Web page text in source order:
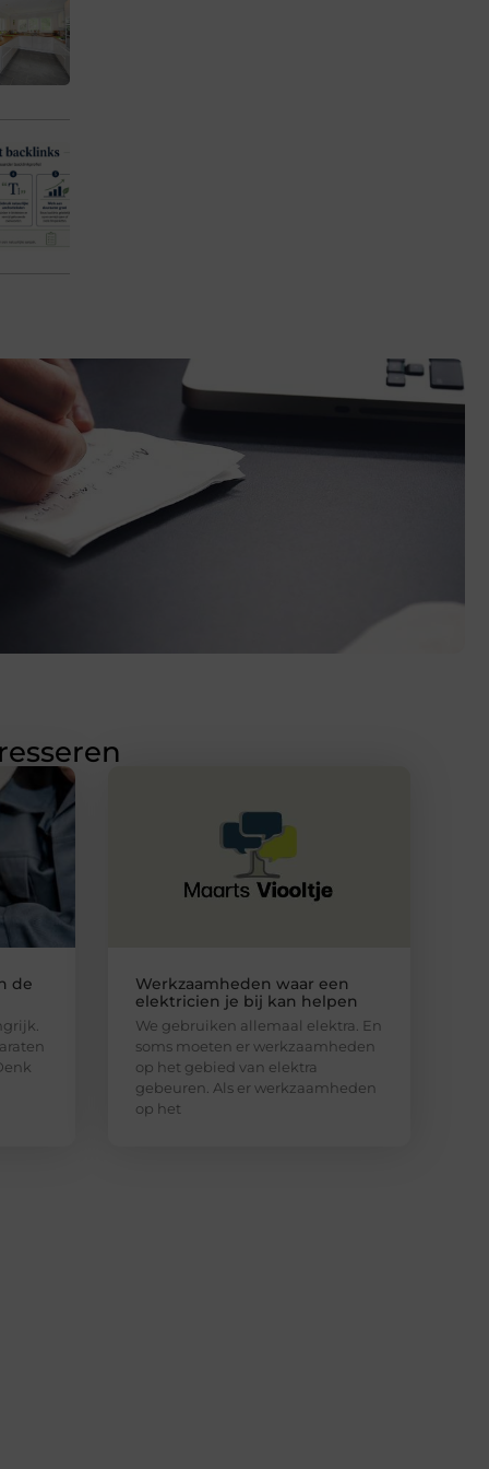
de
Werkzaamheden waar een
elektricien je bij kan helpen
We gebruiken allemaal elektra. En
soms moeten er werkzaamheden
op het gebied van elektra
gebeuren. Als er werkzaamheden
op het